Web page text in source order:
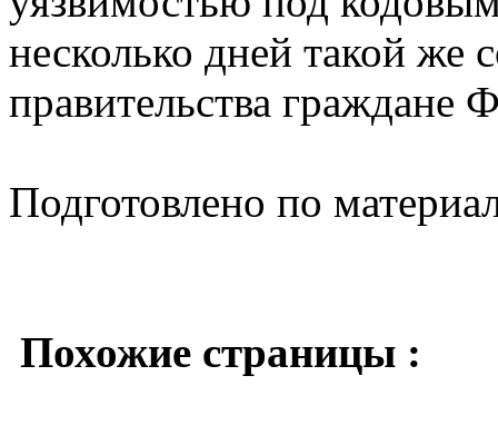
несколько дней такой же
правительства граждане
Подготовлено по
Похожие страницы :